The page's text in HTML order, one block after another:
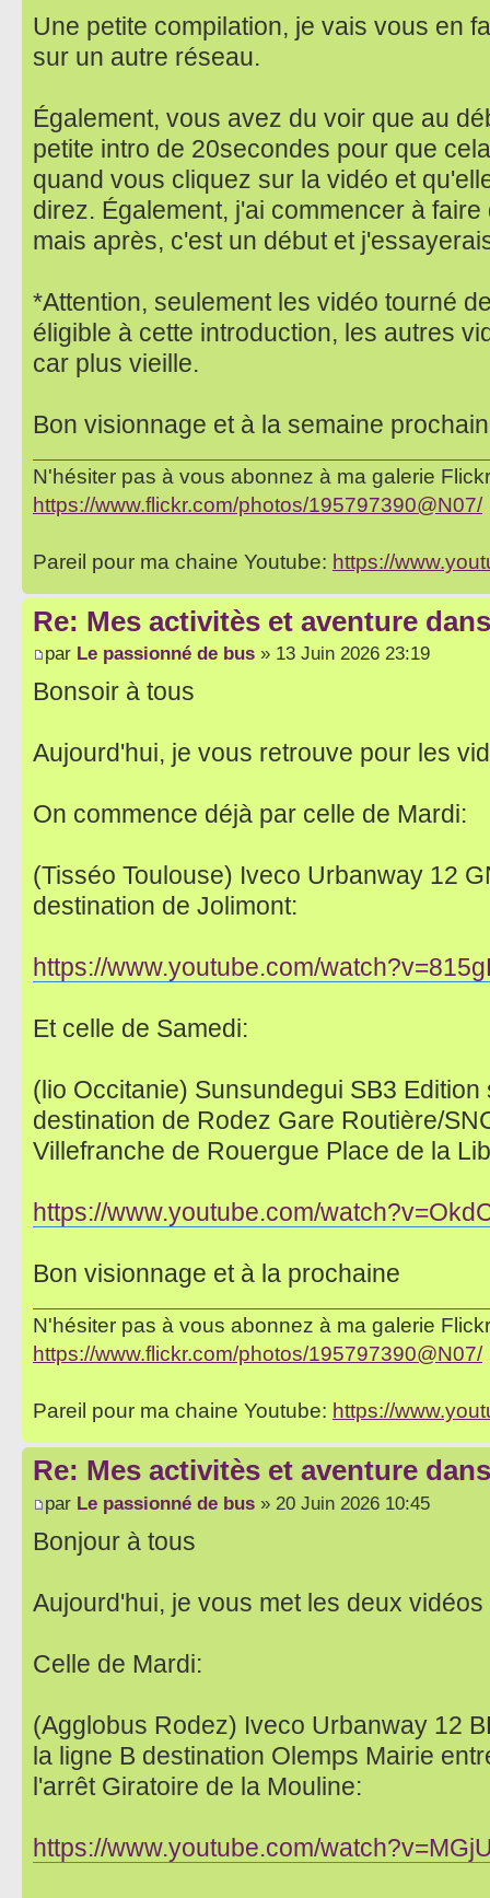
Une petite compilation, je vais vous en
sur un autre réseau.
Également, vous avez du voir que au
petite intro de 20secondes pour que
quand vous cliquez sur la vidéo et
direz. Également, j'ai commencer à
mais après, c'est un début et
*Attention, seulement les vidéo tourné
éligible à cette introduction, les autres
car plus vieille.
Bon visionnage et à la semaine
N'hésiter pas à vous abonnez à ma galerie
https://www.flickr.com/photos/195797390@N07/
Pareil pour ma chaine Youtube: https://
Re: Mes activitès et aventure
par Le passionné de bus » 13 Juin 2026 23:19
Bonsoir à tous
Aujourd'hui, je vous retrouve pour les
On commence déjà par celle de Mardi:
(Tisséo Toulouse) Iveco Urbanway 12
destination de Jolimont:
https://www.youtube.com/
Et celle de Samedi:
(lio Occitanie) Sunsundegui SB3 Edition
destination de Rodez Gare Routière/
Villefranche de Rouergue Place de la
https://www.youtube.com/
Bon visionnage et à la prochaine
N'hésiter pas à vous abonnez à ma galerie
https://www.flickr.com/photos/195797390@N07/
Pareil pour ma chaine Youtube: https://
Re: Mes activitès et aventure
par Le passionné de bus » 20 Juin 2026 10:45
Bonjour à tous
Aujourd'hui, je vous met les deux
Celle de Mardi:
(Agglobus Rodez) Iveco Urbanway 12
la ligne B destination Olemps Mairie
l'arrêt Giratoire de la Mouline:
https://www.youtube.com/